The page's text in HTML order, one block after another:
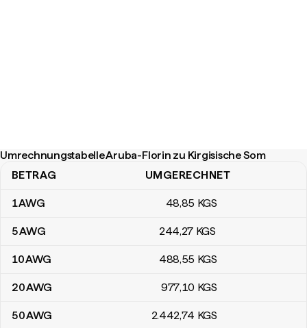
Umrechnungstabelle Aruba-Florin zu Kirgisische Som
Umrechnungstabelle Aruba-Florin zu Kirgisische Som
BETRAG UMGERECHNET
1AWG 48,85 KGS
5AWG 244,27 KGS
10AWG 488,55 KGS
20AWG 977,10 KGS
50AWG 2.442,74 KGS